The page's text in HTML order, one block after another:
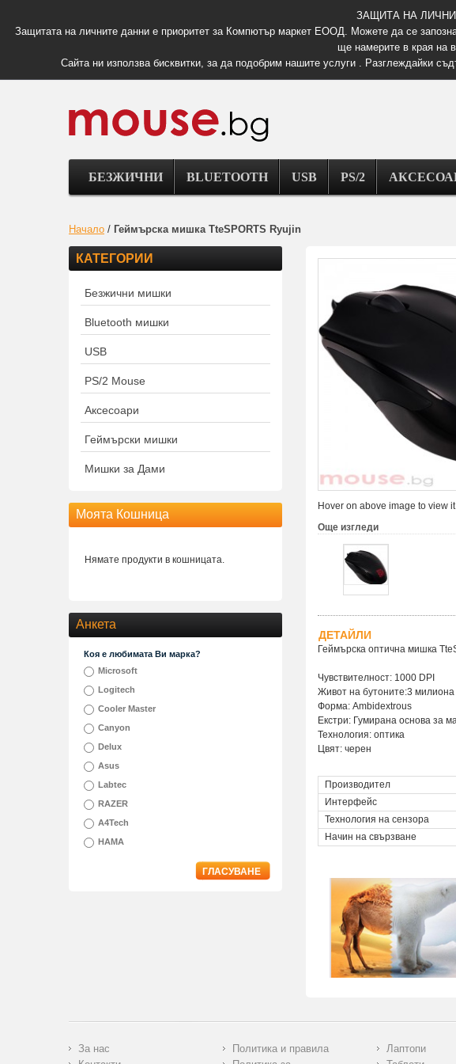
ЗАЩИТА НА
Защитата на личните данни е приоритет за Компютър маркет ЕООД. Можете да се
ще намерите в края на
Сайта ни използва бисквитки, за да подобрим нашите услуги . Разглеждайки
БЕЗЖИЧНИ BLUETOOTH USB PS/2
Начало / Геймърска мишка TteSPORTS Ryujin
Hover on above image to view
Още изгледи
ДЕТАЙЛИ
Геймърска оптична мишка
Чувствителност: 1000 DPI
Живот на бутоните:3 милиона
Форма: Ambidextrous
Екстри: Гумирана основа за
Технология: оптика
Цвят: черен
Производител
Интерфейс
Технология на сензора
Начин на свързване
КАТЕГОРИИ
Безжични мишки
Bluetooth мишки
USB
PS/2 Mouse
Аксесоари
Геймърски мишки
Мишки за Дами
Моята Кошница
Нямате продукти в кошницата.
Анкета
Коя е любимата Ви марка?
Microsoft
Logitech
Cooler Master
Canyon
Delux
Asus
Labtec
RAZER
A4Tech
HAMA
ГЛАСУВАНЕ
За нас
Политика и правила
Лаптопи